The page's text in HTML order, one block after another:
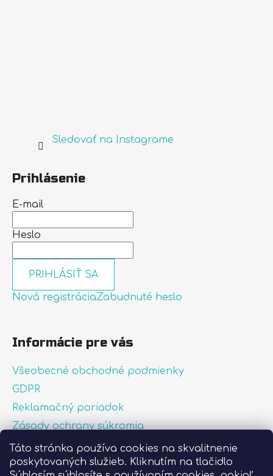
Táto stránka používa cookies na skvalitnenie
poskytovaných služieb. Kliknutím na tlačidlo
Sledovať na Instagrame
Prihlásenie
E-mail
Heslo
PRIHLÁSIŤ SA
Nová registráciaZabudnuté heslo
Informácie pre vás
Všeobecné obchodné podmienky
GDPR
Reklamačný poriadok
Zásady ochrany súkromia
Zásady používania súborov cookies
O nás